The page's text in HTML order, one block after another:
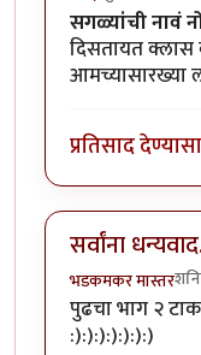
सगळ्यांची नावं
दिसतायत
आमच्यासारख्या
प्रतिसाद
सर्वांना
भडकमकर मास्तर
पुढचा भाग २
:):):):):):):)